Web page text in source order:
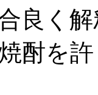
良く
酎を許